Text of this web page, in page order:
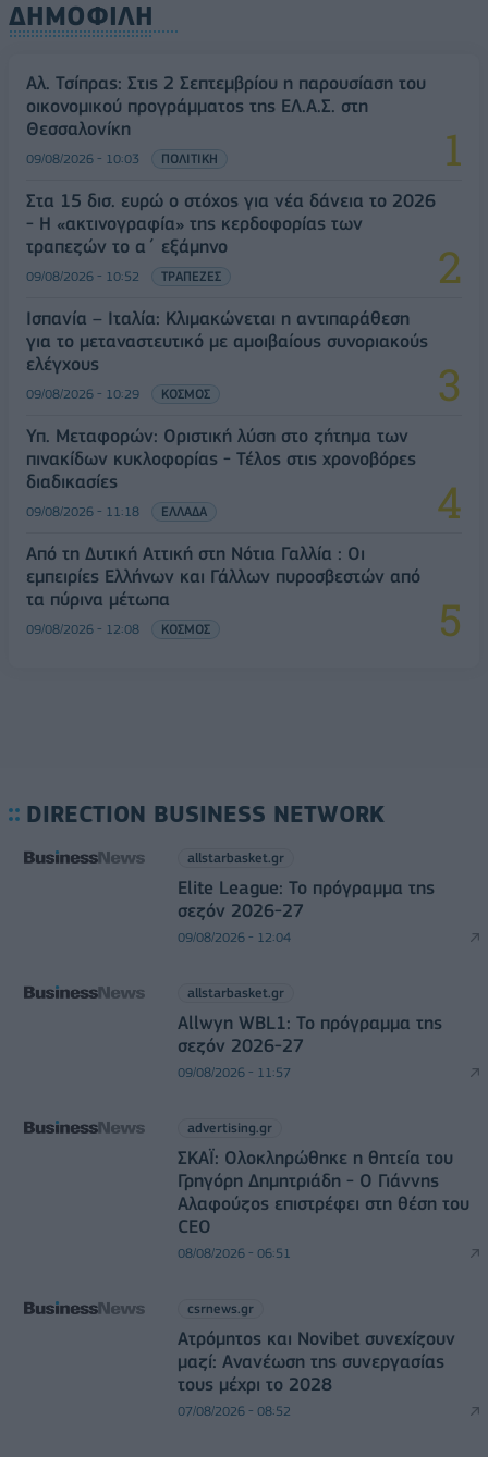
ΔΗΜΟΦΙΛΗ
Αλ. Τσίπρας: Στις 2 Σεπτεμβρίου η παρουσίαση του
οικονομικού προγράμματος της ΕΛ.Α.Σ. στη
Θεσσαλονίκη
09/08/2026 - 10:03 ΠΟΛΙΤΙΚΗ
Στα 15 δισ. ευρώ ο στόχος για νέα δάνεια το 2026
- Η «ακτινογραφία» της κερδοφορίας των
τραπεζών το α΄ εξάμηνο
09/08/2026 - 10:52 ΤΡΑΠΕΖΕΣ
Ισπανία – Ιταλία: Κλιμακώνεται η αντιπαράθεση
για το μεταναστευτικό με αμοιβαίους συνοριακούς
ελέγχους
09/08/2026 - 10:29 ΚΟΣΜΟΣ
Υπ. Μεταφορών: Οριστική λύση στο ζήτημα των
πινακίδων κυκλοφορίας - Τέλος στις χρονοβόρες
διαδικασίες
09/08/2026 - 11:18 ΕΛΛΑΔΑ
Από τη Δυτική Αττική στη Νότια Γαλλία : Οι
εμπειρίες Ελλήνων και Γάλλων πυροσβεστών από
τα πύρινα μέτωπα
09/08/2026 - 12:08 ΚΟΣΜΟΣ
DIRECTION BUSINESS NETWORK
allstarbasket.gr
Elite League: Το πρόγραμμα της
σεζόν 2026-27
09/08/2026 - 12:04
allstarbasket.gr
Allwyn WBL1: Το πρόγραμμα της
σεζόν 2026-27
09/08/2026 - 11:57
advertising.gr
ΣΚΑΪ: Ολοκληρώθηκε η θητεία του
Γρηγόρη Δημητριάδη - Ο Γιάννης
Αλαφούζος επιστρέφει στη θέση του
CEO
08/08/2026 - 06:51
csrnews.gr
Ατρόμητος και Novibet συνεχίζουν
μαζί: Ανανέωση της συνεργασίας
τους μέχρι το 2028
07/08/2026 - 08:52